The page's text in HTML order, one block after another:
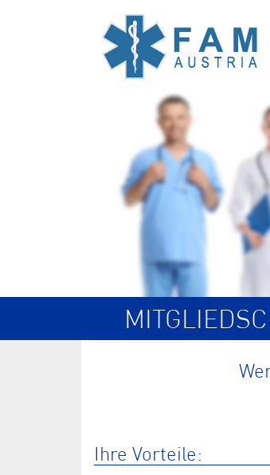
Ihre Vorteile: